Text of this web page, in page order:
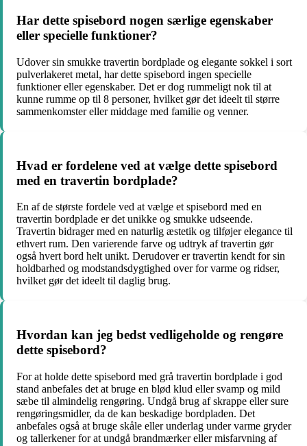
Har dette spisebord nogen særlige egenskaber
eller specielle funktioner?
Udover sin smukke travertin bordplade og elegante sokkel i sort
pulverlakeret metal, har dette spisebord ingen specielle
funktioner eller egenskaber. Det er dog rummeligt nok til at
kunne rumme op til 8 personer, hvilket gør det ideelt til større
sammenkomster eller middage med familie og venner.
Hvad er fordelene ved at vælge dette spisebord
med en travertin bordplade?
En af de største fordele ved at vælge et spisebord med en
travertin bordplade er det unikke og smukke udseende.
Travertin bidrager med en naturlig æstetik og tilføjer elegance til
ethvert rum. Den varierende farve og udtryk af travertin gør
også hvert bord helt unikt. Derudover er travertin kendt for sin
holdbarhed og modstandsdygtighed over for varme og ridser,
hvilket gør det ideelt til daglig brug.
Hvordan kan jeg bedst vedligeholde og rengøre
dette spisebord?
For at holde dette spisebord med grå travertin bordplade i god
stand anbefales det at bruge en blød klud eller svamp og mild
sæbe til almindelig rengøring. Undgå brug af skrappe eller sure
rengøringsmidler, da de kan beskadige bordpladen. Det
anbefales også at bruge skåle eller underlag under varme gryder
og tallerkener for at undgå brandmærker eller misfarvning af